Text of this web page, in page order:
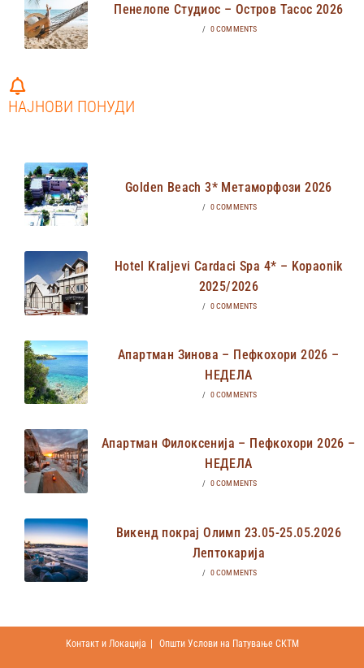
Пенелопе Студиос – Остров Тасос 2026
/ 0 COMMENTS
НАЈНОВИ ПОНУДИ
Golden Beach 3* Метаморфози 2026
/ 0 COMMENTS
Hotel Kraljevi Cardaci Spa 4* – Kopaonik
2025/2026
/ 0 COMMENTS
Апартман Зинова – Пефкохори 2026 –
НЕДЕЛА
/ 0 COMMENTS
Апартман Филоксенија – Пефкохори 2026 –
НЕДЕЛА
/ 0 COMMENTS
Викенд покрај Олимп 23.05-25.05.2026
Лептокарија
/ 0 COMMENTS
Контакт и Локација Општи Услови на Патување СКТМ